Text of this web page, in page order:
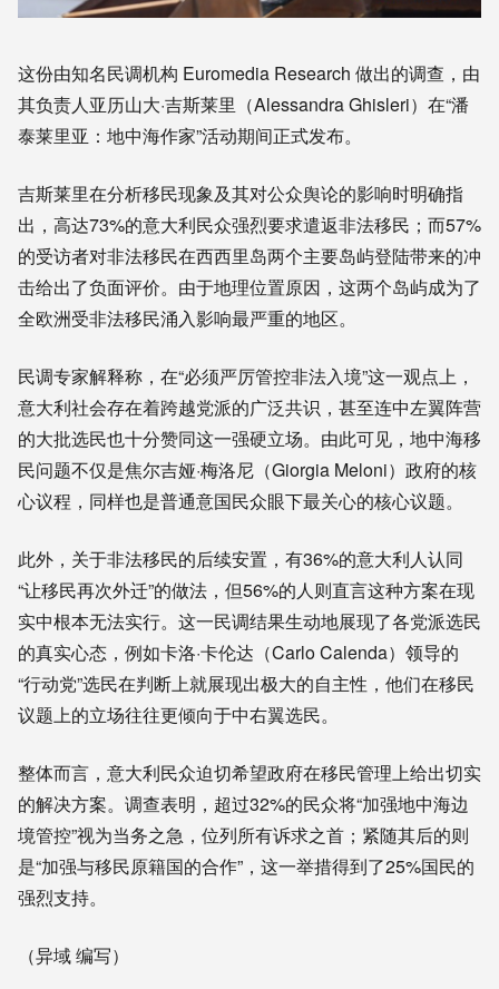
这份由知名民调机构 Euromedia Research 做出的调查，由
其负责人亚历山大·吉斯莱里（Alessandra Ghisleri）在“潘
泰莱里亚：地中海作家”活动期间正式发布。
吉斯莱里在分析移民现象及其对公众舆论的影响时明确指
出，高达73%的意大利民众强烈要求遣返非法移民；而57%
的受访者对非法移民在西西里岛两个主要岛屿登陆带来的冲
击给出了负面评价。由于地理位置原因，这两个岛屿成为了
全欧洲受非法移民涌入影响最严重的地区。
民调专家解释称，在“必须严厉管控非法入境”这一观点上，
意大利社会存在着跨越党派的广泛共识，甚至连中左翼阵营
的大批选民也十分赞同这一强硬立场。由此可见，地中海移
民问题不仅是焦尔吉娅·梅洛尼（Giorgia Meloni）政府的核
心议程，同样也是普通意国民众眼下最关心的核心议题。
此外，关于非法移民的后续安置，有36%的意大利人认同
“让移民再次外迁”的做法，但56%的人则直言这种方案在现
实中根本无法实行。这一民调结果生动地展现了各党派选民
的真实心态，例如卡洛·卡伦达（Carlo Calenda）领导的
“行动党”选民在判断上就展现出极大的自主性，他们在移民
议题上的立场往往更倾向于中右翼选民。
整体而言，意大利民众迫切希望政府在移民管理上给出切实
的解决方案。调查表明，超过32%的民众将“加强地中海边
境管控”视为当务之急，位列所有诉求之首；紧随其后的则
是“加强与移民原籍国的合作”，这一举措得到了25%国民的
强烈支持。
（异域 编写）